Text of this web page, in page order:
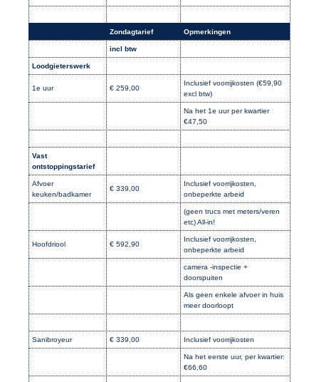
Zondagtarief Opmerkingen
incl btw
Loodgieterswerk
1e uur € 259,00
Inclusief voorrijkosten (€59,90
excl btw)
Na het 1e uur per kwartier
€47,50
Vast
ontstoppingstarief
Afvoer
keuken/badkamer
€ 339,00
Inclusief voorrijkosten,
onbeperkte arbeid
(geen trucs met meters/veren
etc) All-in!
Hoofdriool € 592,90
Inclusief voorrijkosten,
onbeperkte arbeid
camera -inspectie +
doorspuiten
Als geen enkele afvoer in huis
meer doorloopt
Sanibroyeur € 339,00 Inclusief voorrijkosten
Na het eerste uur, per kwartier:
€66,60